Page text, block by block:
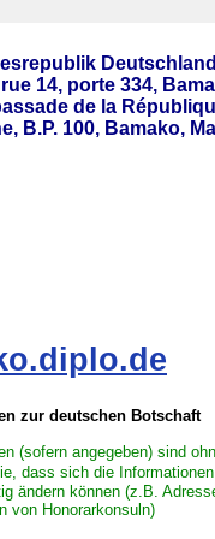
14, porte 334,
de la
B.P. 100, Bamako,
zur deutschen Botschaft
(sofern angegeben) sind
dass sich die
ändern können (z.B.
von Honorarkonsuln)